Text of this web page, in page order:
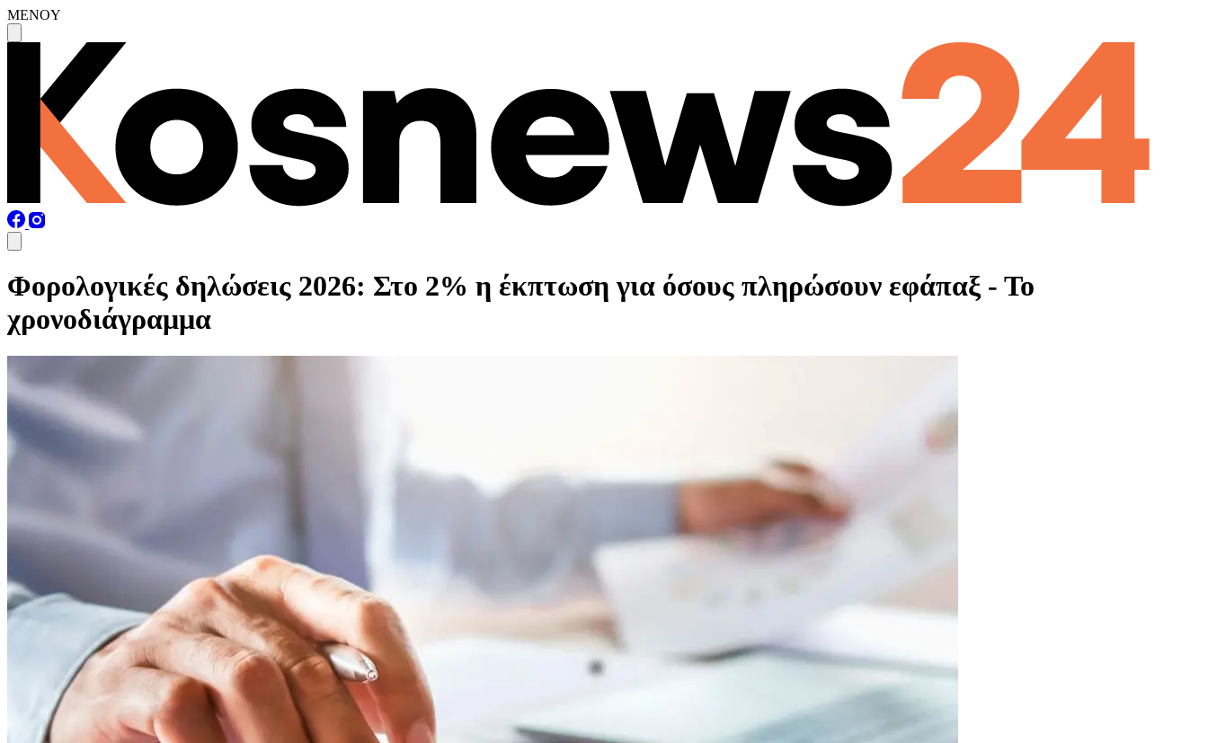
MENOY
Φορολογικές δηλώσεις 2026: Στο 2% η έκπτωση για όσους πληρώσουν εφάπαξ - Το
χρονοδιάγραμμα